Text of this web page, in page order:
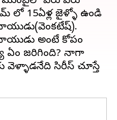
లో 15ఏళ్ల జైళ్ళో ఉండి
అంటే కోపం
ఏం జరిగింది? నాగా
వెళ్ళాడనేది సిరీస్ చూస్తే